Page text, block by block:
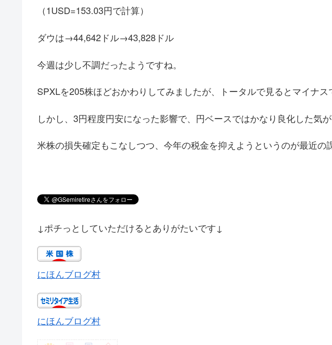
（1USD=153.03円で計算）
ダウは→44,642ドル→43,828ドル
今週は少し不調だったようですね。
SPXLを205株ほどおかわりしてみましたが、トータルで見るとマイナス
しかし、3円程度円安になった影響で、円ベースではかなり良化した気が
米株の損失確定もこなしつつ、今年の税金を抑えようというのが最近の
↓ポチっとしていただけるとありがたいです↓
にほんブログ村
にほんブログ村